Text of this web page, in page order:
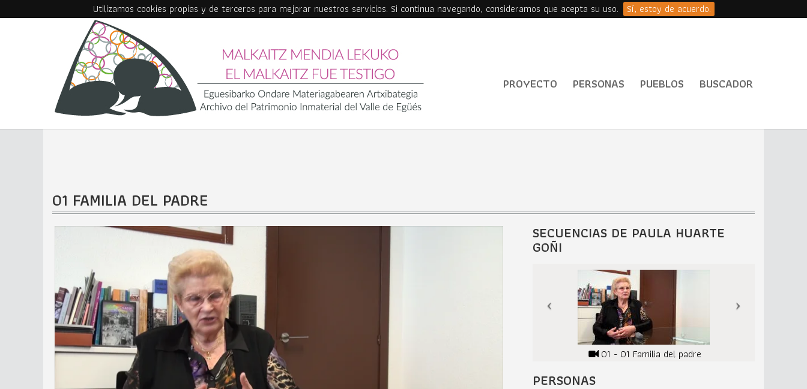
Utilizamos cookies propias y de terceros para mejorar nuestros servicios. Si continua navegando, consideramos que acepta su uso.
Sí, estoy de acuerdo.
PROYECTO PERSONAS PUEBLOS BUSCADOR
01 FAMILIA DEL PADRE
SECUENCIAS DE PAULA HUARTE
GOÑI
01 - 01 Familia del padre
PERSONAS